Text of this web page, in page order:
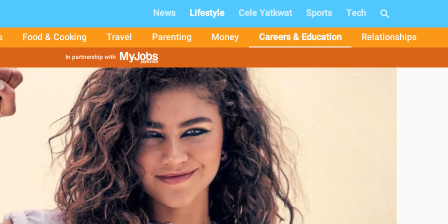
News Lifestyle Cele Yatkwat Sports
Tech
Food & Cooking Travel Parenting Money Careers & Education Relationships
In partnership with